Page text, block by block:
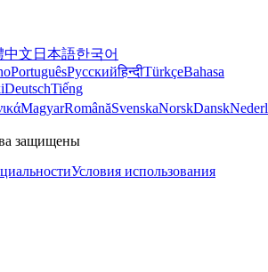
中文 日本語한국어
PortuguêsРусскийहिन्दीTürkçeBahasa
DeutschTiếng
MagyarRomânăSvenskaNorskDansk
защищены
Условия использования